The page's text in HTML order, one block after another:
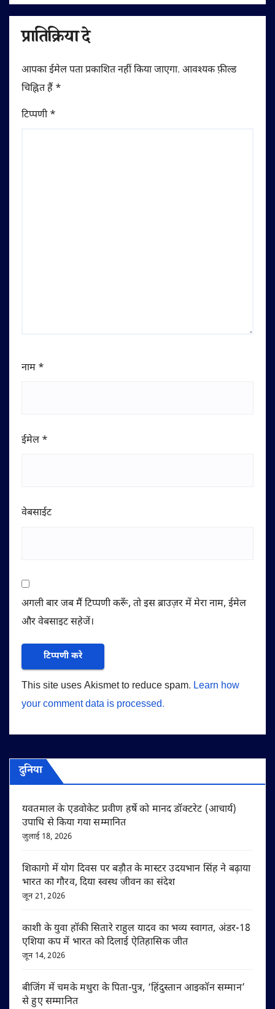
प्रातिक्रिया दे
आपका ईमेल पता प्रकाशित नहीं किया जाएगा. आवश्यक फ़ील्ड
चिह्नित हैं *
टिप्पणी*
नाम *
ईमेल *
वेबसाईट
अगली बार जब मैं टिप्पणी करूँ, तो इस ब्राउज़र में मेरा नाम, ईमेल
और वेबसाइट सहेजें।
This site uses Akismet to reduce spam. Learn how
your comment data is processed.
दुनिया
यवतमाल के एडवोकेट प्रवीण हर्षे को मानद डॉक्टरेट (आचार्य)
उपाधि से किया गया सम्मानित
जुलाई 18, 2026
शिकागो में योग दिवस पर बड़ौत के मास्टर उदयभान सिंह ने बढ़ाया
भारत का गौरव, दिया स्वस्थ जीवन का संदेश
जून 21, 2026
काशी के युवा हॉकी सितारे राहुल यादव का भव्य स्वागत, अंडर-18
एशिया कप में भारत को दिलाई ऐतिहासिक जीत
जून 14, 2026
बीजिंग में चमके मथुरा के पिता-पुत्र, ‘हिंदुस्तान आइकॉन सम्मान’
से हुए सम्मानित